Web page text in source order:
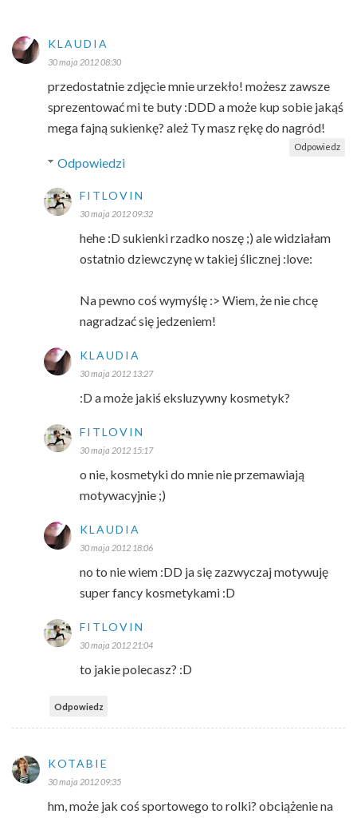
KLAUDIA
30 maja 2012 08:30
przedostatnie zdjęcie mnie urzekło! możesz zawsze
sprezentować mi te buty :DDD a może kup sobie jakąś
mega fajną sukienkę? ależ Ty masz rękę do nagród!
Odpowiedz
Odpowiedzi
FITLOVIN
30 maja 2012 09:32
hehe :D sukienki rzadko noszę ;) ale widziałam
ostatnio dziewczynę w takiej ślicznej :love:
Na pewno coś wymyślę :> Wiem, że nie chcę
nagradzać się jedzeniem!
KLAUDIA
30 maja 2012 13:27
:D a może jakiś eksluzywny kosmetyk?
FITLOVIN
30 maja 2012 15:17
o nie, kosmetyki do mnie nie przemawiają
motywacyjnie ;)
KLAUDIA
30 maja 2012 18:06
no to nie wiem :DD ja się zazwyczaj motywuję
super fancy kosmetykami :D
FITLOVIN
30 maja 2012 21:04
to jakie polecasz? :D
Odpowiedz
KOTABIE
30 maja 2012 09:35
hm, może jak coś sportowego to rolki? obciążenie na